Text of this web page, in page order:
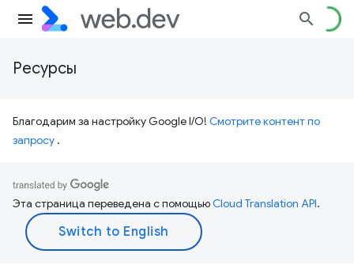
Ресурсы
Благодарим за настройку Google I/O! Смотрите контент по
запросу .
Эта страница переведена с помощьюCloud Translation API.